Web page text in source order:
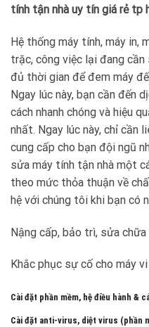
tính tận nhà uy tín giá rẻ tp
Hệ thống máy tính, máy in,
trặc, công việc lại đang
đủ thời gian để đem máy
Ngay lúc này, bạn cần đến
cách nhanh chóng và hiệu
nhất. Ngay lúc này, chỉ cần
cung cấp cho bạn đội ngũ
sửa máy tính tận nhà một
theo mức thỏa thuận về
hệ với chúng tôi khi bạn có
Nậng cấp, bảo trì, sửa chữa
Khắc phục sự cố cho máy
Cài đặt phần mềm, hệ điều hành &
Cài đặt anti-virus, diệt virus (phần